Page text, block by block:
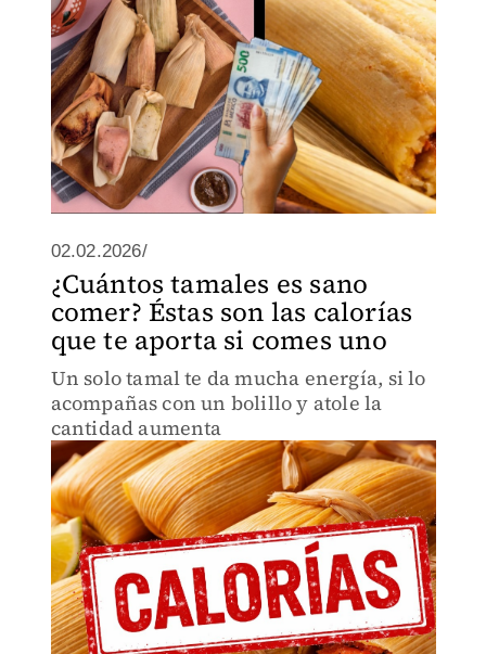
02.02.2026/
¿Cuántos tamales es sano
comer? Éstas son las calorías
que te aporta si comes uno
Un solo tamal te da mucha energía, si lo
acompañas con un bolillo y atole la
cantidad aumenta